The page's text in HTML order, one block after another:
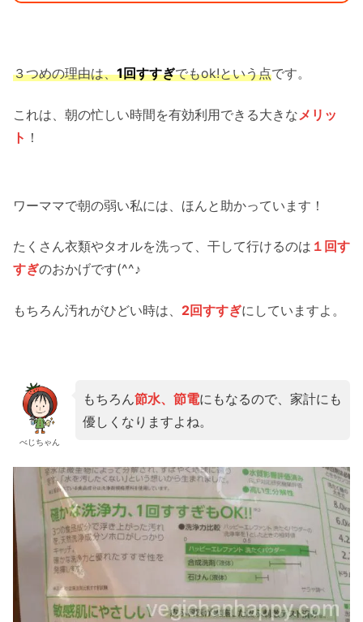
３つめの理由は、1回すすぎでもok!という点です。
これは、朝の忙しい時間を有効利用できる大きな メリッ
ト ！
ワーママで朝の弱い私には、ほんと助かっています！
たくさん衣類やタオルを洗って、干して行けるのは １回す
すぎのおかげです(^^♪
もちろん汚れがひどい時は、 2回すすぎにしていますよ。
べじちゃん
もちろん節水、節電にもなるので、家計にも
優しくなりますよね。